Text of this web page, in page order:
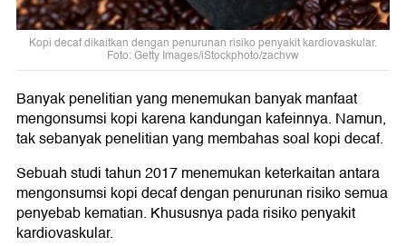
Kopi decaf dikaitkan dengan penurunan risiko penyakit kardiovaskular.
Foto: Getty Images/iStockphoto/zachvw
Banyak penelitian yang menemukan banyak manfaat
mengonsumsi kopi karena kandungan kafeinnya. Namun,
tak sebanyak penelitian yang membahas soal kopi decaf.
Sebuah studi tahun 2017 menemukan keterkaitan antara
mengonsumsi kopi decaf dengan penurunan risiko semua
penyebab kematian. Khususnya pada risiko penyakit
kardiovaskular.